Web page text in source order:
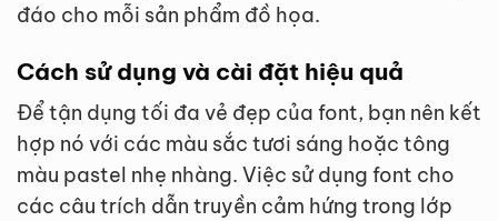
đáo cho mỗi sản phẩm đồ họa.
Cách sử dụng và cài đặt hiệu quả
Để tận dụng tối đa vẻ đẹp của font, bạn nên kết
hợp nó với các màu sắc tươi sáng hoặc tông
màu pastel nhẹ nhàng. Việc sử dụng font cho
các câu trích dẫn truyền cảm hứng trong lớp